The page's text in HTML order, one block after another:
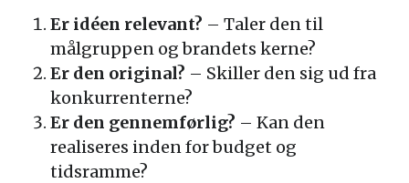
Er idéen relevant? – Taler den til
målgruppen og brandets kerne?
Er den original? – Skiller den sig ud fra
konkurrenterne?
Er den gennemførlig? – Kan den
realiseres inden for budget og
tidsramme?